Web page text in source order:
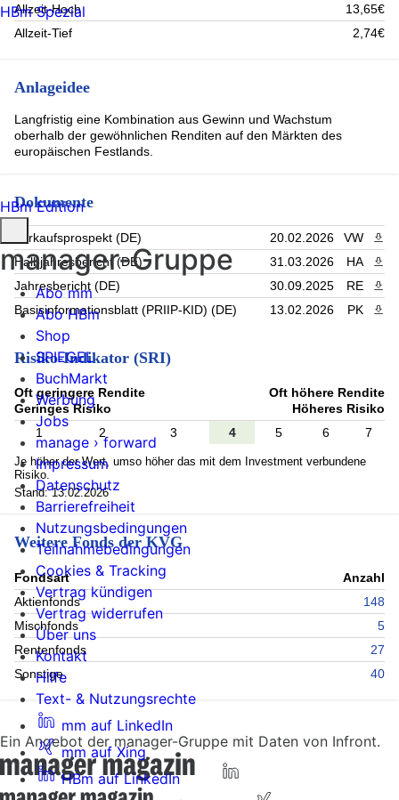
Allzeit-Hoch
13,65€
Allzeit-Tief
2,74€
Anlageidee
Langfristig eine Kombination aus Gewinn und Wachstum
oberhalb der gewöhnlichen Renditen auf den Märkten des
europäischen Festlands.
Dokumente
Verkaufsprospekt (DE) 20.02.2026 VW
Halbjahresbericht (DE)
31.03.2026 HA
Jahresbericht (DE)
30.09.2025 RE
Basisinformationsblatt (PRIIP-KID) (DE)
13.02.2026 PK
Risiko-Indikator (SRI)
Oft geringere Rendite
Geringes Risiko
Oft höhere Rendite
Höheres Risiko
1
2 3 4 5 6 7
Je höher der Wert, umso höher das mit dem Investment verbundene
Risiko.
Stand: 13.02.2026
Weitere Fonds der KVG
Fondsart
Anzahl
Aktienfonds
148
Mischfonds
5
Rentenfonds
27
Sonstige
40
Ein Angebot der manager-Gruppe mit Daten von Infront.
HBm Spezial
HBm Edition
manager-Gruppe
Abo mm
Abo HBm
Shop
SPIEGEL
BuchMarkt
Werbung
Jobs
manage › forward
Impressum
Datenschutz
Barrierefreiheit
Nutzungsbedingungen
Teilnahmebedingungen
Cookies & Tracking
Vertrag kündigen
Vertrag widerrufen
Über uns
Kontakt
Hilfe
Text- & Nutzungsrechte
mm auf LinkedIn
mm auf Xing
HBm auf LinkedIn